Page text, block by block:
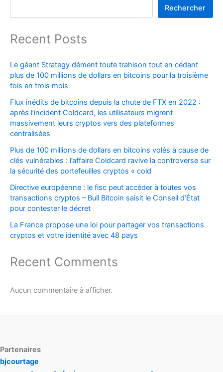
Rechercher
Recent Posts
Le géant Strategy dément toute trahison tout en cédant
plus de 100 millions de dollars en bitcoins pour la troisième
fois en trois mois
Flux inédits de bitcoins depuis la chute de FTX en 2022 :
après l’incident Coldcard, les utilisateurs migrent
massivement leurs cryptos vers des plateformes
centralisées
Plus de 100 millions de dollars en bitcoins volés à cause de
clés vulnérables : l’affaire Coldcard ravive la controverse sur
la sécurité des portefeuilles cryptos « cold
Directive européenne : le fisc peut accéder à toutes vos
transactions cryptos – Bull Bitcoin saisit le Conseil d’État
pour contester le décret
La France propose une loi pour partager vos transactions
cryptos et votre identité avec 48 pays
Recent Comments
Aucun commentaire à afficher.
Partenaires
bjcourtage